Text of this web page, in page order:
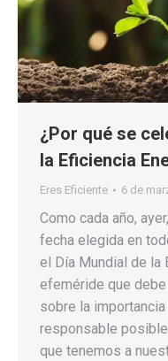
¿Por qué se
la Eficiencia
Eres Eficiente 6 de
Como cada año,
fecha elegida en
el Día Mundial de la
efeméride que
sobre la
responsable
que tenemos a